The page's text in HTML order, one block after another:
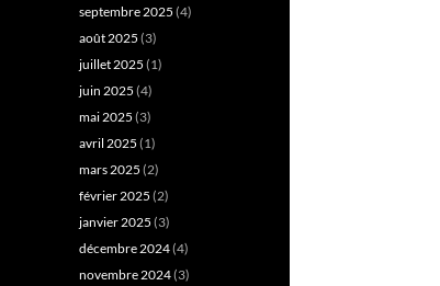
septembre 2025 (4)
août 2025 (3)
juillet 2025 (1)
juin 2025 (4)
mai 2025 (3)
avril 2025 (1)
mars 2025 (2)
février 2025 (2)
janvier 2025 (3)
décembre 2024(4)
novembre 2024(3)